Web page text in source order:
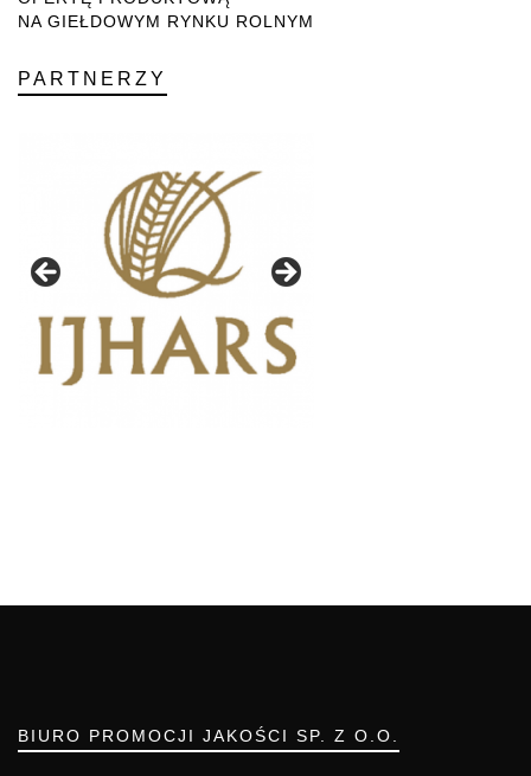
NA GIEŁDOWYM RYNKU ROLNYM
PARTNERZY
BIURO PROMOCJI JAKOŚCI SP. Z O.O.